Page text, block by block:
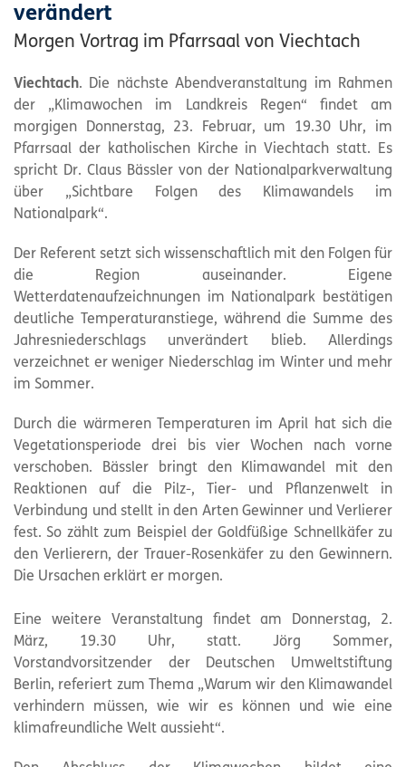
verändert
Morgen Vortrag im Pfarrsaal von Viechtach
Viechtach. Die nächste Abendveranstaltung im Rahmen
der „Klimawochen im Landkreis Regen“ findet am
morgigen Donnerstag, 23. Februar, um 19.30 Uhr, im
Pfarrsaal der katholischen Kirche in Viechtach statt. Es
spricht Dr. Claus Bässler von der Nationalparkverwaltung
über „Sichtbare Folgen des Klimawandels im
Nationalpark“.
Der Referent setzt sich wissenschaftlich mit den Folgen für
die Region auseinander. Eigene
Wetterdatenaufzeichnungen im Nationalpark bestätigen
deutliche Temperaturanstiege, während die Summe des
Jahresniederschlags unverändert blieb. Allerdings
verzeichnet er weniger Niederschlag im Winter und mehr
im Sommer.
Durch die wärmeren Temperaturen im April hat sich die
Vegetationsperiode drei bis vier Wochen nach vorne
verschoben. Bässler bringt den Klimawandel mit den
Reaktionen auf die Pilz-, Tier- und Pflanzenwelt in
Verbindung und stellt in den Arten Gewinner und Verlierer
fest. So zählt zum Beispiel der Goldfüßige Schnellkäfer zu
den Verlierern, der Trauer-Rosenkäfer zu den Gewinnern.
Die Ursachen erklärt er morgen.
Eine weitere Veranstaltung findet am Donnerstag, 2.
März, 19.30 Uhr, statt. Jörg Sommer,
Vorstandvorsitzender der Deutschen Umweltstiftung
Berlin, referiert zum Thema „Warum wir den Klimawandel
verhindern müssen, wie wir es können und wie eine
klimafreundliche Welt aussieht“.